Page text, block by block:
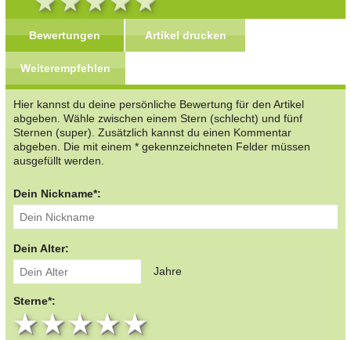
Bewertungen Artikel drucken
Weiterempfehlen
Hier kannst du deine persönliche Bewertung für den Artikel
abgeben. Wähle zwischen einem Stern (schlecht) und fünf
Sternen (super). Zusätzlich kannst du einen Kommentar
abgeben. Die mit einem * gekennzeichneten Felder müssen
ausgefüllt werden.
Dein Nickname*:
Dein Alter:
Jahre
Sterne*:
4 stars
3 stars
2 stars
1 star